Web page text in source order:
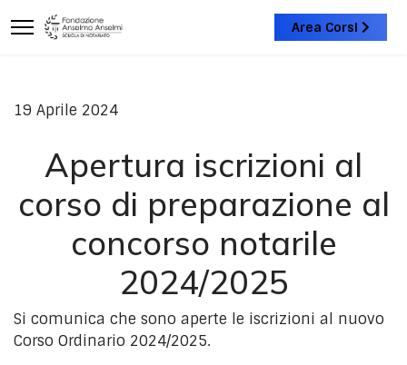
Area Corsi
19 Aprile 2024
Apertura iscrizioni al
corso di preparazione al
concorso notarile
2024/2025
Si comunica che sono aperte le iscrizioni al nuovo
Corso Ordinario 2024/2025.